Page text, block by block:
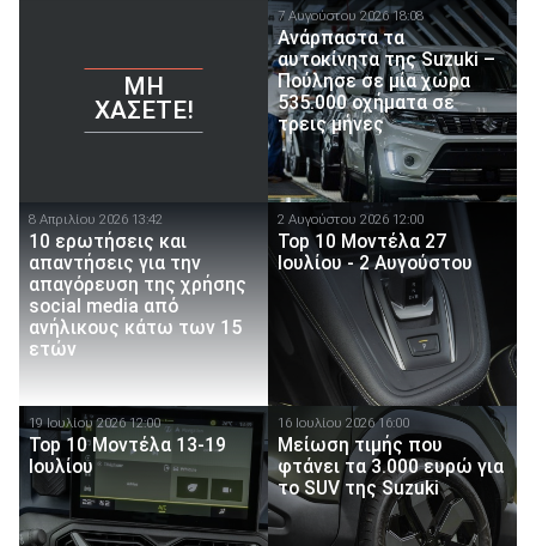
ΜΗ
ΧΆΣΕΤΕ!
7 Αυγούστου 2026 18:08
Ανάρπαστα τα
αυτοκίνητα της Suzuki –
Πούλησε σε μία χώρα
535.000 οχήματα σε
τρεις μήνες
8 Απριλίου 2026 13:42
10 ερωτήσεις και
απαντήσεις για την
απαγόρευση της χρήσης
social media από
ανήλικους κάτω των 15
ετών
2 Αυγούστου 2026 12:00
Top 10 Μοντέλα 27
Ιουλίου - 2 Αυγούστου
19 Ιουλίου 2026 12:00
Top 10 Μοντέλα 13-19
Ιουλίου
16 Ιουλίου 2026 16:00
Μείωση τιμής που
φτάνει τα 3.000 ευρώ για
το SUV της Suzuki